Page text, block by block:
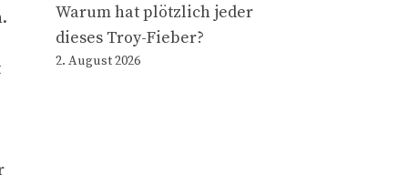
Warum hat plötzlich jeder
dieses Troy-Fieber?
2. August 2026